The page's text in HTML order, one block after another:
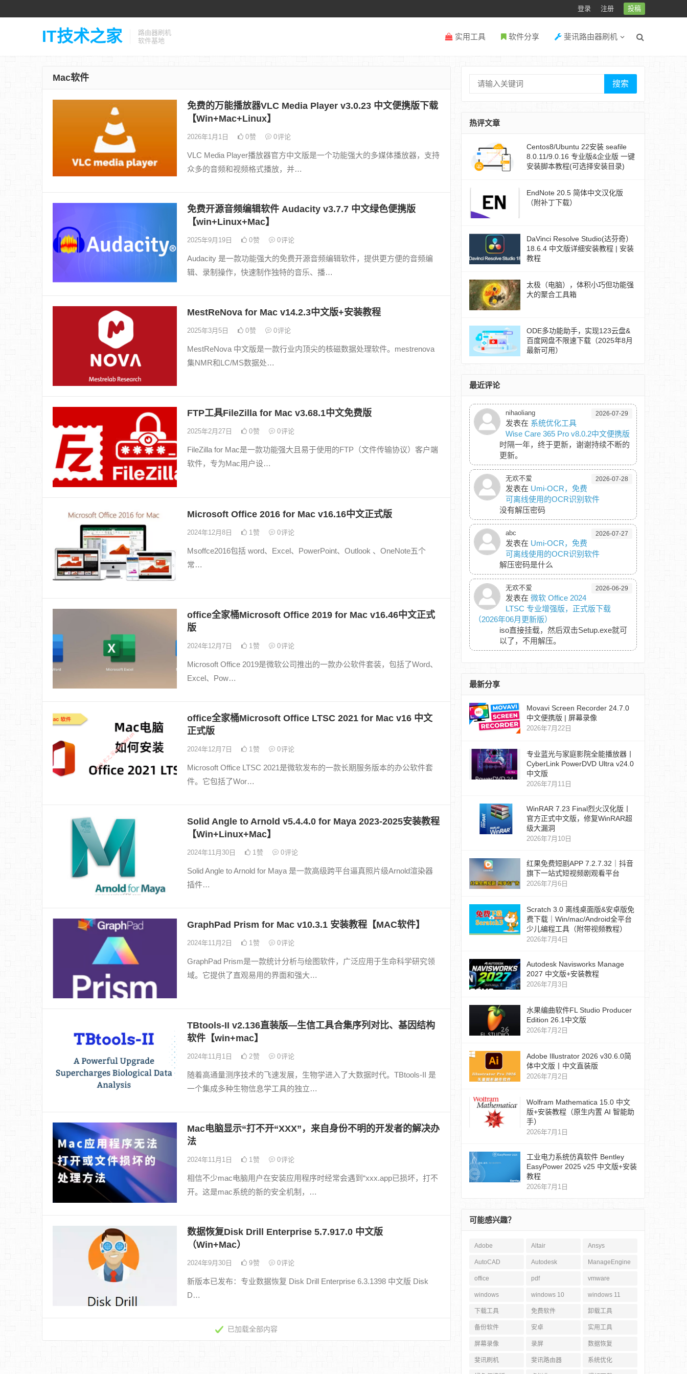
登录 注册 投稿
IT技术之家
路由器刷机
软件基地
实用工具 软件分享 斐讯路由器刷机
Mac软件
免费的万能播放器VLC Media Player v3.0.23 中文便携版下载
【Win+Mac+Linux】
2026年1月1日 0赞 0评论
VLC Media Player播放器官方中文版是一个功能强大的多媒体播放器，支持
众多的音频和视频格式播放，并…
免费开源音频编辑软件 Audacity v3.7.7 中文绿色便携版
【win+Linux+Mac】
2025年9月19日 0赞 0评论
Audacity 是一款功能强大的免费开源音频编辑软件，提供更方便的音频编
辑、录制操作，快速制作独特的音乐、播…
MestReNova for Mac v14.2.3中文版+安装教程
2025年3月5日 0赞 0评论
MestReNova 中文版是一款行业内顶尖的核磁数据处理软件。mestrenova
集NMR和LC/MS数据处…
FTP工具FileZilla for Mac v3.68.1中文免费版
2025年2月27日 0赞 0评论
FileZilla for Mac是一款功能强大且易于使用的FTP（文件传输协议）客户端
软件，专为Mac用户设…
Microsoft Office 2016 for Mac v16.16中文正式版
2024年12月8日 1 赞 0评论
Msoffce2016包括 word、Excel、PowerPoint、Outlook 、OneNote五个
常…
office全家桶Microsoft Office 2019 for Mac v16.46中文正式
版
2024年12月7日 1 赞 0评论
Microsoft Office 2019是微软公司推出的一款办公软件套装，包括了Word、
Excel、Pow…
office全家桶Microsoft Office LTSC 2021 for Mac v16 中文
正式版
2024年12月7日 1 赞 0评论
Microsoft Office LTSC 2021是微软发布的一款长期服务版本的办公软件套
件。它包括了Wor…
Solid Angle to Arnold v5.4.4.0 for Maya 2023-2025安装教程
【Win+Linux+Mac】
2024年11月30日 1 赞 0评论
Solid Angle to Arnold for Maya 是一款高级跨平台逼真照片级Arnold渲染器
插件…
GraphPad Prism for Mac v10.3.1 安装教程【MAC软件】
2024年11月2日 1 赞 0评论
GraphPad Prism是一款统计分析与绘图软件，广泛应用于生命科学研究领
域。它提供了直观易用的界面和强大…
TBtools-II v2.136直装版—生信工具合集序列对比、基因结构
软件【win+mac】
2024年11月1日 2赞 0评论
随着高通量测序技术的飞速发展，生物学进入了大数据时代。TBtools-II 是
一个集成多种生物信息学工具的独立…
Mac电脑显示“打不开“XXX”，来自身份不明的开发者的解决办
法
2024年11月1日 1赞 0评论
相信不少mac电脑用户在安装应用程序时经常会遇到“xxx.app已损坏，打不
开。这是mac系统的新的安全机制，…
数据恢复Disk Drill Enterprise 5.7.917.0 中文版
（Win+Mac）
2024年9月30日 9赞 0评论
新版本已发布：专业数据恢复 Disk Drill Enterprise 6.3.1398 中文版 Disk
D…
已加载全部内容
搜索
热评文章
Centos8/Ubuntu 22安装 seafile
8.0.11/9.0.16 专业版&企业版 一键
安装脚本教程(可选择安装目录)
EndNote 20.5 简体中文汉化版
（附补丁下载）
DaVinci Resolve Studio(达芬奇）
18.6.4 中文版详细安装教程 | 安装
教程
太极（电脑），体积小巧但功能强
大的聚合工具箱
ODE多功能助手，实现123云盘&
百度网盘不限速下载（2025年8月
最新可用）
最近评论
nihaoliang 2026-07-29
发表在 系统优化工具
Wise Care 365 Pro v8.0.2中文便携版
时隔一年，终于更新，谢谢持续不断的
更新。
无欢不爱 2026-07-28
发表在 Umi-OCR，免费
可离线使用的OCR识别软件
没有解压密码
abc 2026-07-27
发表在 Umi-OCR，免费
可离线使用的OCR识别软件
解压密码是什么
无欢不爱 2026-06-29
发表在 微软 Office 2024
LTSC 专业增强版，正式版下载
（2026年06月更新版）
iso直接挂载，然后双击Setup.exe就可
以了，不用解压。
最新分享
Movavi Screen Recorder 24.7.0
中文便携版 | 屏幕录像
2026年7月22日
专业蓝光与家庭影院全能播放器丨
CyberLink PowerDVD Ultra v24.0
中文版
2026年7月11日
WinRAR 7.23 Final烈火汉化版丨
官方正式中文版，修复WinRAR超
级大漏洞
2026年7月10日
红果免费短剧APP 7.2.7.32｜抖音
旗下一站式短视频剧观看平台
2026年7月6日
Scratch 3.0 离线桌面版&安卓版免
费下载｜Win/mac/Android全平台
少儿编程工具（附带视频教程）
2026年7月4日
Autodesk Navisworks Manage
2027 中文版+安装教程
2026年7月3日
水果编曲软件FL Studio Producer
Edition 26.1中文版
2026年7月2日
Adobe Illustrator 2026 v30.6.0简
体中文版丨中文直装版
2026年7月2日
Wolfram Mathematica 15.0 中文
版+安装教程（原生内置 AI 智能助
手）
2026年7月1日
工业电力系统仿真软件 Bentley
EasyPower 2025 v25 中文版+安装
教程
2026年7月1日
可能感兴趣？
Adobe Altair Ansys
AutoCAD Autodesk ManageEngine
office pdf vmware
windows windows 10 windows 11
下载工具 免费软件 卸载工具
备份软件 安卓 实用工具
屏幕录像 录屏 数据恢复
斐讯刷机 斐讯路由器 系统优化